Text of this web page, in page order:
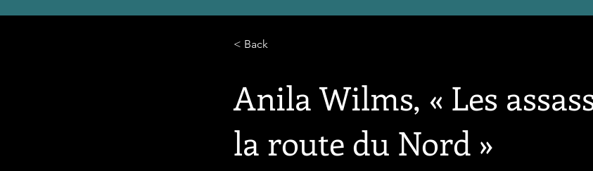
< Back
Anila Wilms, « Les
la route du Nord »